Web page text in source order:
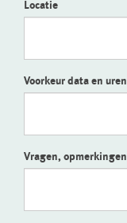
Locatie
Voorkeur data en uren
Vragen, opmerkingen